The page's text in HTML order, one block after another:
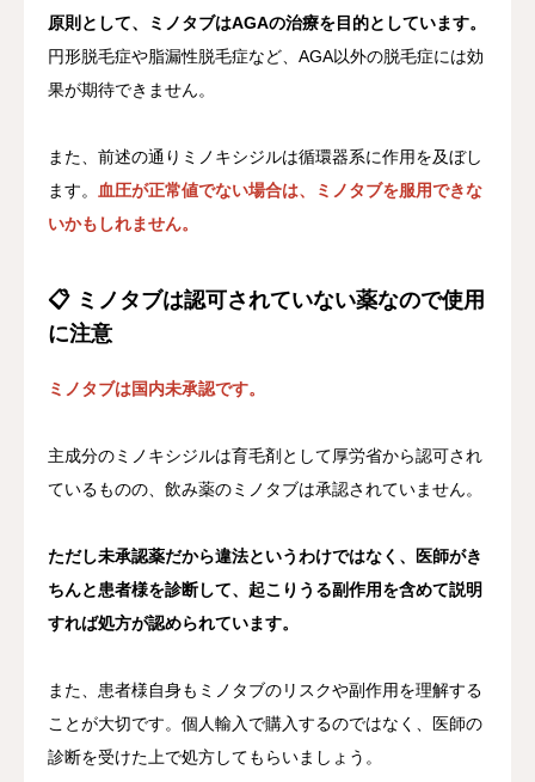
原則として、ミノタブはAGAの治療を目的としています。
円形脱毛症や脂漏性脱毛症など、AGA以外の脱毛症には効
果が期待できません。
また、前述の通りミノキシジルは循環器系に作用を及ぼし
ます。
血圧が正常値でない場合は、ミノタブを服用できな
いかもしれません。
📋 ミノタブは認可されていない薬なので使用
に注意
ミノタブは国内未承認です。
主成分のミノキシジルは育毛剤として厚労省から認可され
ているものの、飲み薬のミノタブは承認されていません。
ただし未承認薬だから違法というわけではなく、医師がき
ちんと患者様を診断して、起こりうる副作用を含めて説明
すれば処方が認められています。
また、患者様自身もミノタブのリスクや副作用を理解する
ことが大切です。個人輸入で購入するのではなく、医師の
診断を受けた上で処方してもらいましょう。